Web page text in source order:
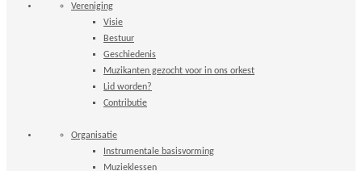
Vereniging
Visie
Bestuur
Geschiedenis
Muzikanten gezocht voor in ons orkest
Lid worden?
Contributie
Organisatie
Instrumentale basisvorming
Muzieklessen